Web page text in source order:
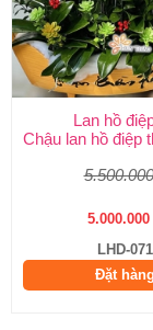
Lan hồ
Chậu lan hồ điệp
LHD-071
Đặt hàng